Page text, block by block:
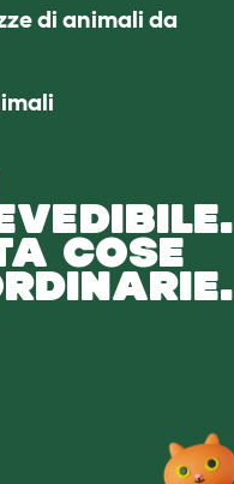
di animali da
COSE